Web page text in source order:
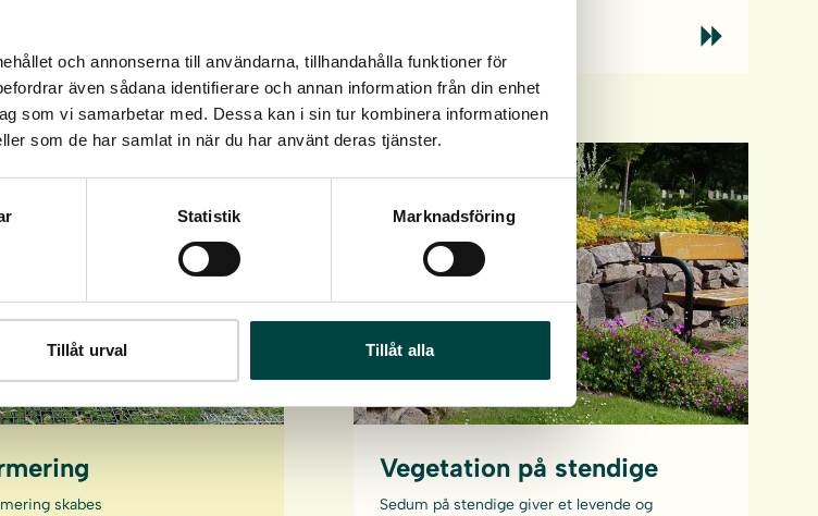
och annonserna till användarna, tillhandahålla funktioner för
även sådana identifierare och annan information från din enhet
som vi samarbetar med. Dessa kan i sin tur kombinera informationen
som de har samlat in när du har använt deras tjänster.
Statistik Marknadsföring
Tillåt urval Tillåt alla
skabes
Vegetation på stendige
Sedum på stendige giver et levende og